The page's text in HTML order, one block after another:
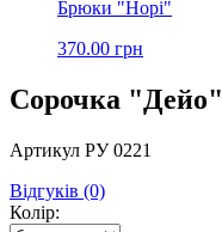
Брюки "Норі"
370.00 грн
Сорочка "Дейо"
Артикул РУ 0221
Відгуків (0)
Колір: